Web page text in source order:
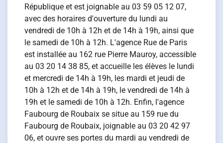
République et est joignable au 03 59 05 12 07,
avec des horaires d'ouverture du lundi au
vendredi de 10h à 12h et de 14h à 19h, ainsi que
le samedi de 10h à 12h. L'agence Rue de Paris
est installée au 162 rue Pierre Mauroy, accessible
au 03 20 14 38 85, et accueille les élèves le lundi
et mercredi de 14h à 19h, les mardi et jeudi de
10h à 12h et de 14h à 19h, le vendredi de 14h à
19h et le samedi de 10h à 12h. Enfin, l'agence
Faubourg de Roubaix se situe au 159 rue du
Faubourg de Roubaix, joignable au 03 20 42 97
06, et ouvre ses portes du mardi au vendredi de